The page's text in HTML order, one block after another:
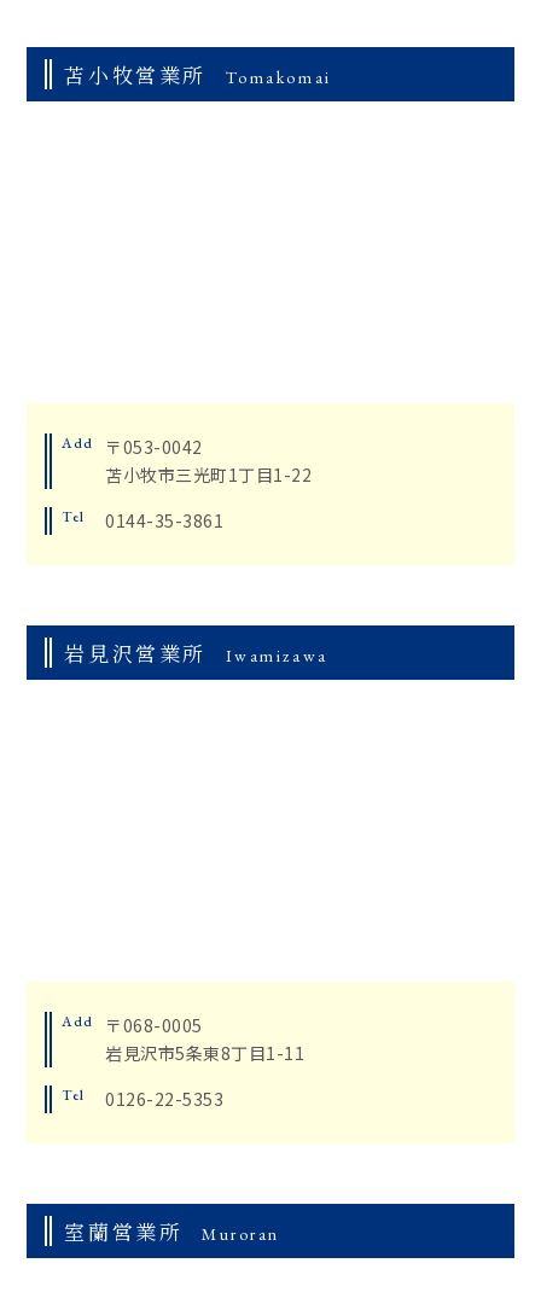
苫小牧営業所 Tomakomai
Add
〒053-0042
苫小牧市三光町1丁目1-22
Tel 0144-35-3861
岩見沢営業所 Iwamizawa
Add
〒068-0005
岩見沢市5条東8丁目1-11
Tel 0126-22-5353
室蘭営業所 Muroran